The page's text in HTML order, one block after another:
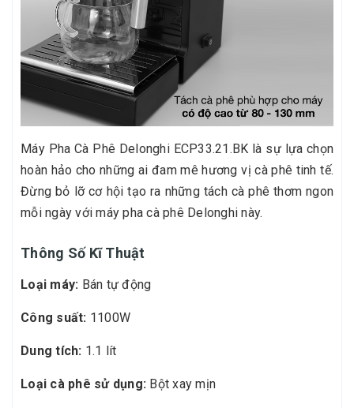
Máy Pha Cà Phê Delonghi ECP33.21.BK là sự lựa chọn
hoàn hảo cho những ai đam mê hương vị cà phê tinh tế.
Đừng bỏ lỡ cơ hội tạo ra những tách cà phê thơm ngon
mỗi ngày với máy pha cà phê Delonghi này.
Thông Số Kĩ Thuật
Loại máy: Bán tự động
Công suất: 1100W
Dung tích: 1.1 lít
Loại cà phê sử dụng: Bột xay mịn